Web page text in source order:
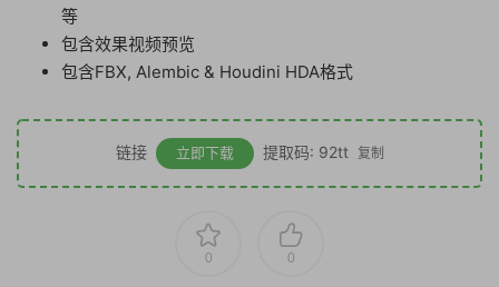
等
包含效果视频预览
包含FBX, Alembic & Houdini HDA格式
链接 立即下载 提取码: 92tt 复制
0 0